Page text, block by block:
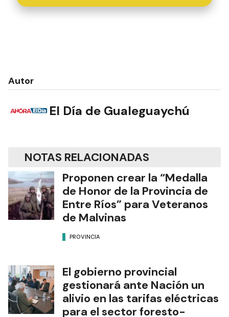
Autor
El Día de Gualeguaychú
NOTAS RELACIONADAS
Proponen crear la “Medalla
de Honor de la Provincia de
Entre Ríos” para Veteranos
de Malvinas
PROVINCIA
El gobierno provincial
gestionará ante Nación un
alivio en las tarifas eléctricas
para el sector foresto-